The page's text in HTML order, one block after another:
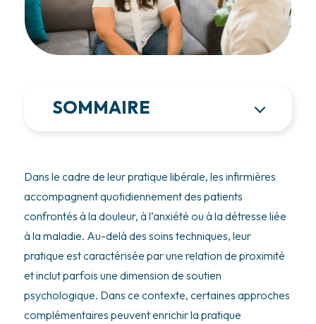
SOMMAIRE
Dans le cadre de leur pratique libérale, les infirmières
accompagnent quotidiennement des patients
confrontés à la douleur, à l’anxiété ou à la détresse liée
à la maladie. Au-delà des soins techniques, leur
pratique est caractérisée par une relation de proximité
et inclut parfois une dimension de soutien
psychologique. Dans ce contexte, certaines approches
complémentaires peuvent enrichir la pratique